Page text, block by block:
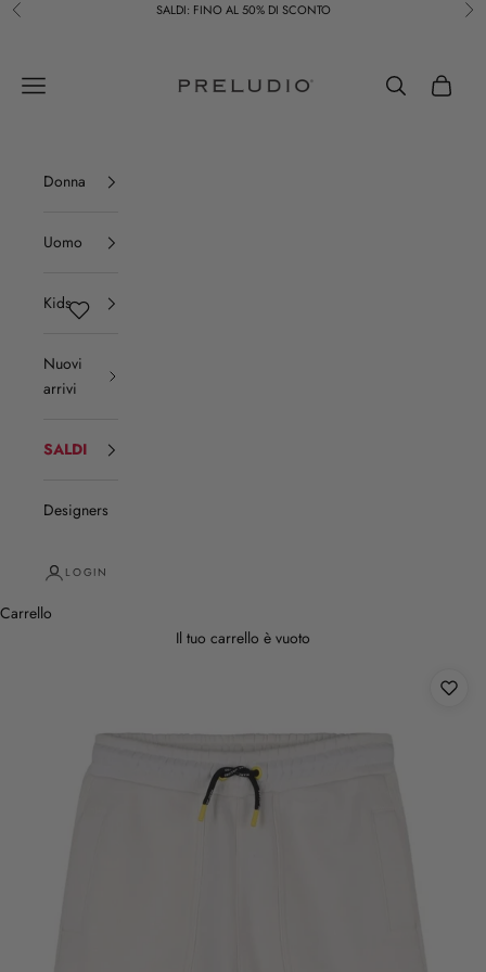
Vai al contenuto
Precedente SALDI: FINO AL 50% DI SCONTO
Menù
Cerca Carrello
Donna
Uomo
Kids
Nuovi
arrivi
SALDI
Designers
LOGIN
Carrello
Il tuo carrello è vuoto